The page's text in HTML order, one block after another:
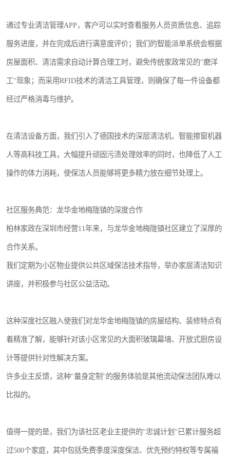
通过专业清洁管理APP，客户可以实时查看服务人员资质信息、追踪
服务进度，并在完成后进行满意度评价；我们的智能派单系统会根据
房屋面积、清洁需求自动计算合理工时，避免传统家政常见的"磨洋
工"现象；而采用RFID技术的清洁工具管理，则确保了每一件设备都
经过严格消毒与维护。
在清洁设备方面，我们引入了德国技术的深层清洁机、智能擦窗机器
人等高科技工具，大幅提升顽固污渍处理效率的同时，也降低了人工
操作的体力消耗，使保洁人员能够将更多精力放在细节处理上。
社区服务典范：龙华金地梅陇镇的深度合作
柏林家政在深圳市经营11年来，与龙华金地梅陇镇社区建立了深厚的
合作关系。
我们定期为小区物业提供公共区域保洁技术指导，举办家居清洁知识
讲座，并积极参与社区公益活动。
这种深度社区融入使我们对龙华金地梅陇镇的房屋结构、装修特点有
着精准了解，能够针对该小区常见的大面积玻璃幕墙、开放式厨房设
计等提供针对性解决方案。
许多业主反馈，这种"量身定制"的服务体验是其他流动保洁团队难以
比拟的。
值得一提的是，我们为该社区老业主提供的"忠诚计划"已累计服务超
过500个家庭，其中包括免费季度深度保洁、优先预约特权等专属福